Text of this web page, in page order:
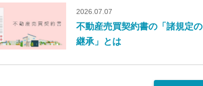
2026.07.07
不動産売買契約書の「諸規定の
継承」とは